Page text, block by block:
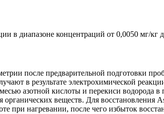
в диапазоне концентраций от 0,0050 мг/кг
после предварительной подготовки
в результате электрохимической
азотной кислоты и перекиси водорода
веществ. Для восстановления
при нагревании, после чего избыток